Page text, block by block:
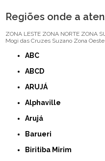
Regiões onde a
ZONA LESTE ZONA NORTE ZONA
Mogi das Cruzes Suzano Zona Oeste
ABC
ABCD
ARUJÁ
Alphaville
Arujá
Barueri
Biritiba Mirim